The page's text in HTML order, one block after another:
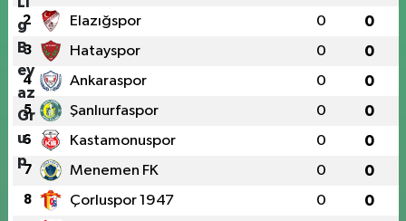
2 Elazığspor 0 0
3 Hatayspor 0 0
4 Ankaraspor 0 0
5 Şanlıurfaspor 0 0
6 Kastamonuspor 0 0
7 Menemen FK 0 0
8 Çorluspor 1947 0 0